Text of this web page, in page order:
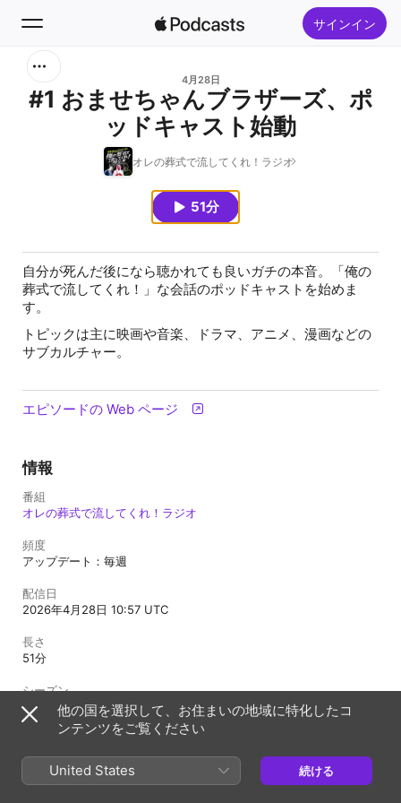
サインイン
新着おすすめ
トップランキング
4月28日
#1 おませちゃんブラザーズ、ポ
ッドキャスト始動
オレの葬式で流してくれ！ラジオ
51分
自分が死んだ後になら聴かれても良いガチの本音。「俺の
葬式で流してくれ！」な会話のポッドキャストを始めま
す。
トピックは主に映画や音楽、ドラマ、アニメ、漫画などの
サブカルチャー。
エピソードの Web ページ
情報
番組
オレの葬式で流してくれ！ラジオ
頻度
アップデート：毎週
配信日
2026年4月28日 10:57 UTC
長さ
51分
シーズン
1
エピソード
1
制限指定
他の国を選択して、お住まいの地域に特化したコ
ンテンツをご覧ください
United States 続ける